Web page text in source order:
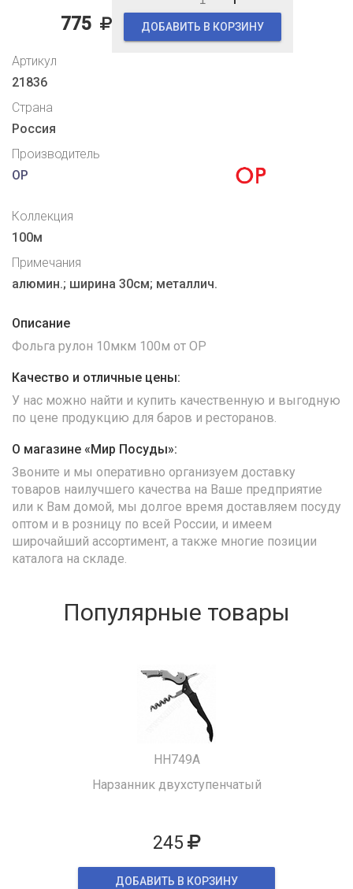
775 ДОБАВИТЬ В КОРЗИНУ
Артикул
21836
Страна
Россия
Производитель
OP
Коллекция
100м
Примечания
алюмин.; ширина 30см; металлич.
Описание
Фольга рулон 10мкм 100м от OP
Качество и отличные цены:
У нас можно найти и купить качественную и выгодную
по цене продукцию для баров и ресторанов.
О магазине «Мир Посуды»:
Звоните и мы оперативно организуем доставку
товаров наилучшего качества на Ваше предприятие
или к Вам домой, мы долгое время доставляем посуду
оптом и в розницу по всей России, и имеем
широчайший ассортимент, а также многие позиции
каталога на складе.
Популярные товары
HH749A
Нарзанник двухступенчатый
245
ДОБАВИТЬ В КОРЗИНУ